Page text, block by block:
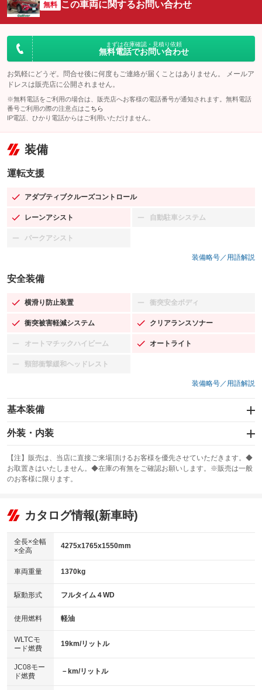
無料 この車両に関するお問い合わせ
まずは在庫確認・見積り依頼
無料電話でお問い合わせ
お気軽にどうぞ。問合せ後に何度もご連絡が届くことはありません。 メールア
ドレスは販売店に公開されません。
※無料電話をご利用の場合は、販売店へお客様の電話番号が通知されます。無料電話
番号ご利用の際の注意点は こちら
IP電話、ひかり電話からはご利用いただけません。
装備
運転支援
アダプティブクルーズコントロール
：装備あり
レーンアシスト
：装備あり 自動駐車システム
：装備なし
パークアシスト
：装備なし
装備略号／用語解説
安全装備
横滑り防止装置
：装備あり 衝突安全ボディ
：装備なし
衝突被害軽減システム
：装備あり クリアランスソナー
：装備あり
オートマチックハイビーム
：装備なし オートライト
：装備あり
頸部衝撃緩和ヘッドレスト
：装備なし
装備略号／用語解説
基本装備
エアバッグ：運転席/助手席/サイド
：装備あり
：装備なし
サンルーフ
：装備なし ABS
リフトアップ
：装備なし
：装備なし
パワーウィンドウ
アイドリングストップ
：装備あり
USB入力端子
：装備あり
100V電源
：装備なし
センターデフロック
：装備なし
電動格納ミラー
：装備なし
外装・内装
カーナビ：SDナビ
：装備あり
TV：フルセグ
：装備あり
ビジュアル：-／DVD再生
：装備あり
：装備あり
革シート
キーレス
HID(キセノンライト)
：装備なし
バックカメラ
：装備あり
エアロ
：装備あり
：装備なし
パワーシート
【注】販売は、当店に直接ご来場頂けるお客様を優先させていただきます。◆
お取置きはいたしません。◆在庫の有無をご確認お願いします。※販売は一般
のお客様に限ります。
カタログ情報(新車時)
全長×全幅
×全高
4275x1765x1550mm
車両重量 1370kg
駆動形式 フルタイム４WD
使用燃料 軽油
WLTCモ
ード燃費
19km/リットル
JC08モー
ド燃費
－km/リットル